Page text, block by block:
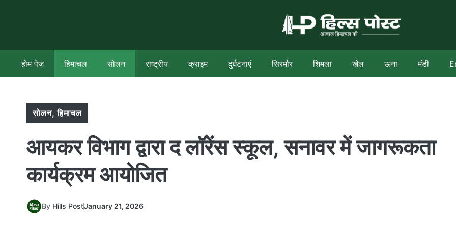
होम पेज हिमाचल सोलन राष्ट्रीय क्राइम दुर्घटनाएं सिरमौर शिमला खेल ऊना मंडी
सोलन,हिमाचल
आयकर विभाग द्वारा द लॉरेंस स्कूल, सनावर में जागरूकता
कार्यक्रम आयोजित
By Hills PostJanuary 21, 2026